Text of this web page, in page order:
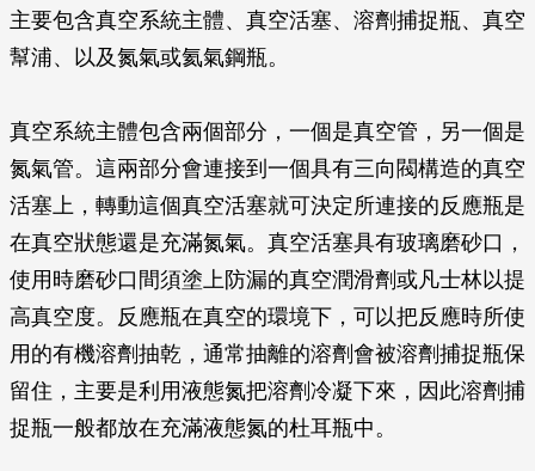
主要包含真空系統主體、真空活塞、溶劑捕捉瓶、真空
幫浦、以及氮氣或氦氣鋼瓶。
真空系統主體包含兩個部分，一個是真空管，另一個是
氮氣管。這兩部分會連接到一個具有三向閥構造的真空
活塞上，轉動這個真空活塞就可決定所連接的反應瓶是
在真空狀態還是充滿氮氣。真空活塞具有玻璃磨砂口，
使用時磨砂口間須塗上防漏的真空潤滑劑或凡士林以提
高真空度。反應瓶在真空的環境下，可以把反應時所使
用的有機溶劑抽乾，通常抽離的溶劑會被溶劑捕捉瓶保
留住，主要是利用液態氮把溶劑冷凝下來，因此溶劑捕
捉瓶一般都放在充滿液態氮的杜耳瓶中。